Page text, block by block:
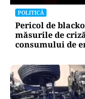
Bolojan, între
declarația de